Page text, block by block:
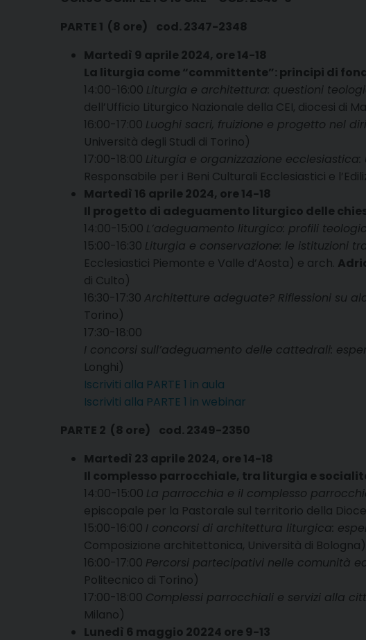
PARTE 1 (8 ore) cod. 2347-2348
Martedì 9 aprile 2024, ore 14-18
La liturgia come “committente”: principi di
14:00-16:00 Liturgia e architettura: questioni
dell’Ufficio Liturgico Nazionale della CEI, diocesi di
16:00-17:00 Luoghi sacri, fruizione e progetto nel
Università degli Studi di Torino)
17:00-18:00 Liturgia e organizzazione
Responsabile per i Beni Culturali Ecclesiastici e
Martedì 16 aprile 2024, ore 14-18
Il progetto di adeguamento liturgico delle
14:00-15:00 L’adeguamento liturgico: profili
15:00-16:30 Liturgia e conservazione: le istituzioni
Ecclesiastici Piemonte e Valle d’Aosta) e arch.
di Culto)
16:30-17:30 Architetture adeguate? Riflessioni su
Torino)
17:30-18:00
I concorsi sull’adeguamento delle cattedrali:
Longhi)
Iscriviti alla PARTE 1 in aula
Iscriviti alla PARTE 1 in webinar
PARTE 2 (8 ore) cod. 2349-2350
Martedì 23 aprile 2024, ore 14-18
Il complesso parrocchiale, tra liturgia e
14:00-15:00 La parrocchia e il complesso
episcopale per la Pastorale sul territorio della
15:00-16:00 I concorsi di architettura liturgica:
Composizione architettonica, Università di Bologna)
16:00-17:00 Percorsi partecipativi nelle comunità
Politecnico di Torino)
17:00-18:00 Complessi parrocchiali e servizi alla
Milano)
Lunedì 6 maggio 20224 ore 9-13